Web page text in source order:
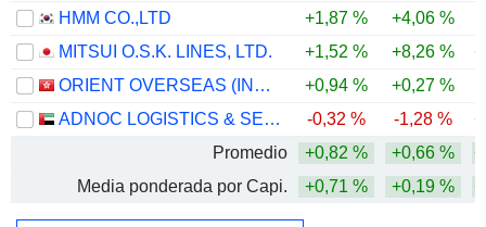
HMM CO.,LTD
+1,87 % +4,06 %
MITSUI O.S.K. LINES, LTD.
+1,52 % +8,26 %
ORIENT OVERSEAS (INTERNATIONAL) LIMITED
+0,94 % +0,27 %
ADNOC LOGISTICS & SERVICES PLC
-0,32 % -1,28 %
Promedio
+0,82 % +0,66 %
Media ponderada por Capi.
+0,71 % +0,19 %